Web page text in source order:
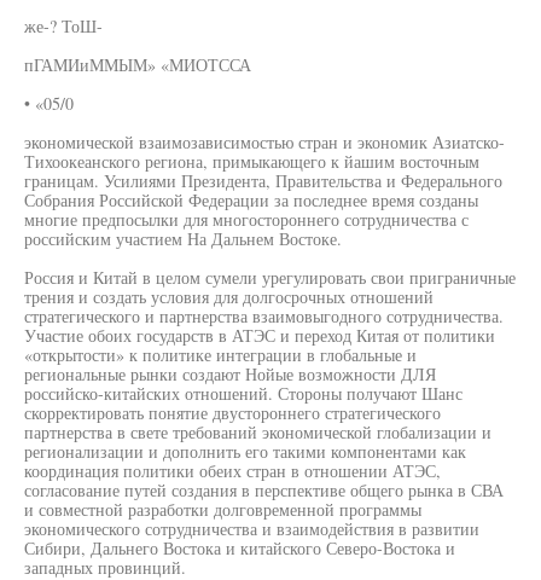
же-? ТоШ-
пГАМИиММЫМ» «МИОТССА
• «05/0
экономической взаимозависимостью стран и экономик Азиатско-
Тихоокеанского региона, примыкающего к йашим восточным
границам. Усилиями Президента, Правительства и Федерального
Собрания Российской Федерации за последнее время созданы
многие предпосылки для многостороннего сотрудничества с
российским участием На Дальнем Востоке.
Россия и Китай в целом сумели урегулировать свои приграничные
трения и создать условия для долгосрочных отношений
стратегического и партнерства взаимовыгодного сотрудничества.
Участие обоих государств в АТЭС и переход Китая от политики
«открытости» к политике интеграции в глобальные и
региональные рынки создают Нойые возможности ДЛЯ
российско-китайских отношений. Стороны получают Шанс
скорректировать понятие двустороннего стратегического
партнерства в свете требований экономической глобализации и
регионализации и дополнить его такими компонентами как
координация политики обеих стран в отношении АТЭС,
согласование путей создания в перспективе общего рынка в СВА
и совместной разработки долговременной программы
экономического сотрудничества и взаимодействия в развитии
Сибири, Дальнего Востока и китайского Северо-Востока и
западных провинций.